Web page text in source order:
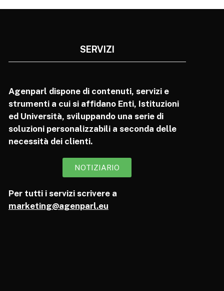
SERVIZI
Agenparl dispone di contenuti, servizi e
strumenti a cui si affidano Enti, Istituzioni
ed Università, sviluppando una serie di
soluzioni personalizzabili a seconda delle
necessità dei clienti.
NOTIZIARIO
Per tutti i servizi scrivere a
marketing@agenparl.eu